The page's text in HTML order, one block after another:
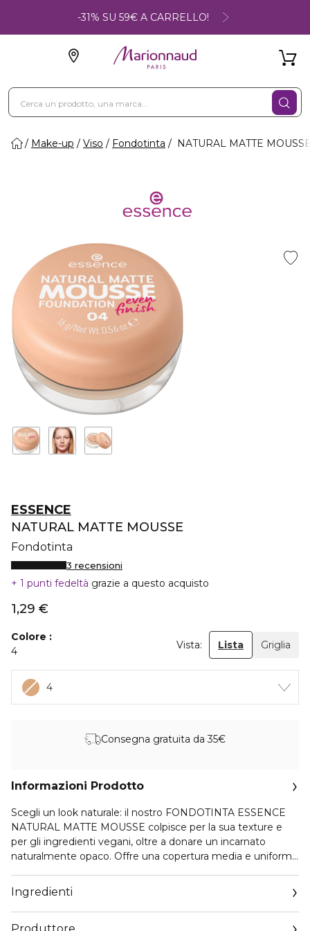
-31% SU 59€ A CARRELLO!
Make-up Viso Fondotinta NATURAL MATTE
ESSENCE
NATURAL MATTE MOUSSE
Fondotinta
3 recensioni
1 punti fedeltà grazie a questo acquisto
1,29 €
Colore
4
Vista: Lista Griglia
4
Consegna gratuita da 35€
Informazioni Prodotto
Scegli un look naturale: il nostro FONDOTINTA ESSENCE
NATURAL MATTE MOUSSE colpisce per la sua texture e
per gli ingredienti vegani, oltre a donare un incarnato
naturalmente opaco. Offre una copertura media e uniforma
fondotinta in mousse sulla pelle. Il risultato offre un effetto
vellutato e un finish effetto cipria Il nostro fondotinta
mousse leggero e confortevole consente alla tua pelle di
Ingredienti